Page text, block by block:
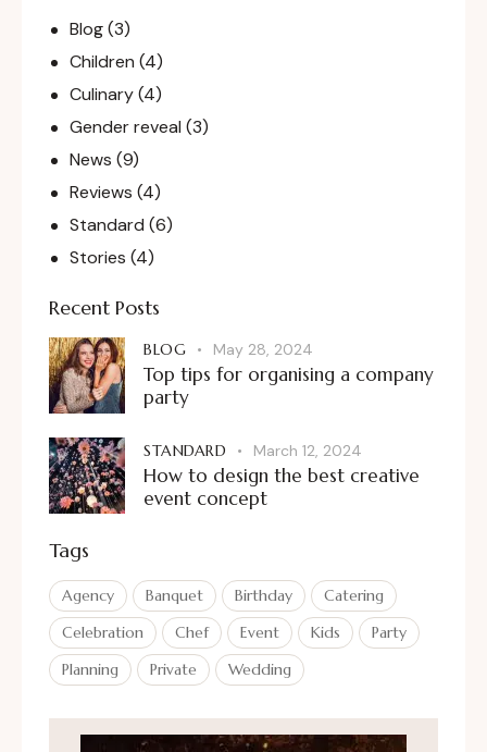
Blog(3)
Children (4)
Culinary(4)
Gender reveal (3)
News (9)
Reviews (4)
Standard (6)
Stories (4)
Recent Posts
BLOG May 28, 2024
Top tips for organising a company
party
STANDARD March 12, 2024
How to design the best creative
event concept
Tags
Agency Banquet Birthday
Catering
Celebration
Chef Event Kids
Party
Planning
Private Wedding